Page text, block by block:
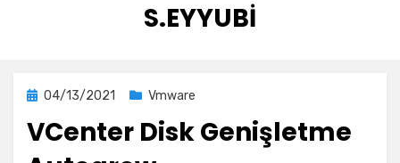
YAZAR
:
S.EYYUBI
Posted
04/13/2021 Vmware
VCenter Disk Genişletme